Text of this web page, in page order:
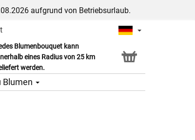
aufgrund von Betriebsurlaub.
Blumenbouquet kann
eines Radius von 25 km
werden.
& Collect Service
Blumen